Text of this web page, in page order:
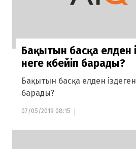
Бақытын басқа елден
неге көбейіп барады?
Бақытын басқа елден
барады?
07/05/2019 08:15